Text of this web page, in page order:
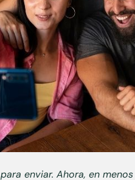
enviar. Ahora, en